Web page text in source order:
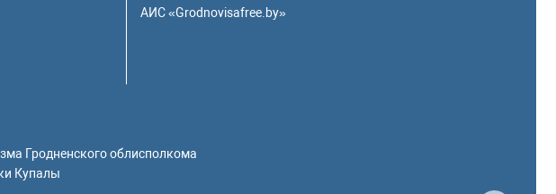
АИС «Grodnovisafree.by»
Гродненского облисполкома
Купалы